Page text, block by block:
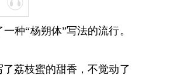
一种“杨朔体”写法的流行。
了荔枝蜜的甜香，不觉动了